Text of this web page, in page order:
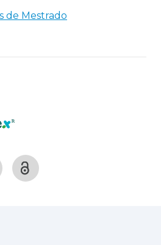
de Mestrado